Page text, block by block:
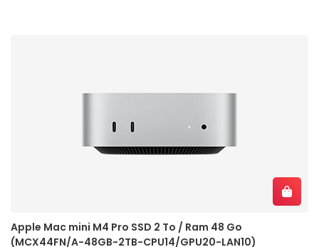
Apple Mac mini M4 Pro SSD 2 To / Ram 48 Go
(MCX44FN/A-48GB-2TB-CPU14/GPU20-LAN10)